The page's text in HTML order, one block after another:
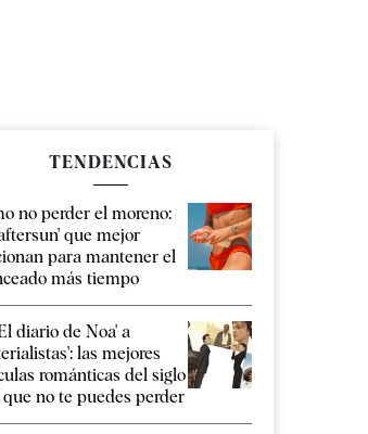
personas
nueva cara de 'Valle
TENDENCIAS
no perder el moreno:
que mejor
para mantener el
más tiempo
diario de Noa' a
las mejores
románticas del siglo
no te puedes perder